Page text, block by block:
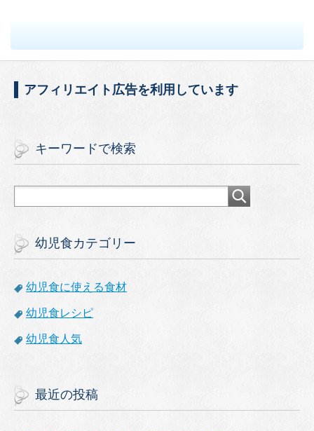
アフィリエイト広告を利用しています
キーワードで検索
幼児食カテゴリー
幼児食に使える食材
幼児食レシピ
幼児食人気
最近の投稿